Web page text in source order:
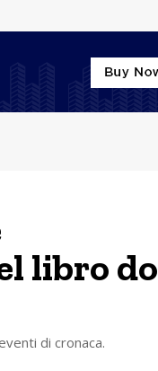
libro do
di cronaca.